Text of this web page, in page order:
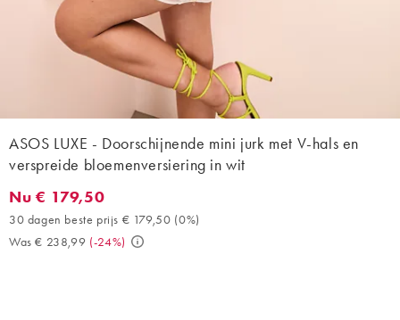
ASOS LUXE - Doorschijnende mini jurk met V-hals en
verspreide bloemenversiering in wit
Nu € 179,50. 30 dagen beste prijs € 179,50 (0%). Was €
Nu € 179,50
30 dagen beste prijs € 179,50 (0%)
Was € 238,99 (-24%)